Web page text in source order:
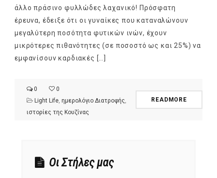
άλλο πράσινο φυλλώδες λαχανικό! Πρόσφατη
έρευνα, έδειξε ότι οι γυναίκες που καταναλώνουν
μεγαλύτερη ποσότητα φυτικών ινών, έχουν
μικρότερες πιθανότητες (σε ποσοστό ως και 25%) να
εμφανίσουν καρδιακές […]
0
0
Light Life, ημερολόγιο Διατροφής,
ιστορίες της Κουζίνας
READMORE
Οι Στήλες μας